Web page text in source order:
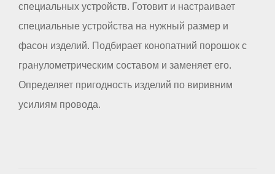
специальных устройств. Готовит и настраивает
специальные устройства на нужный размер и
фасон изделий. Подбирает конопатний порошок с
гранулометрическим составом и заменяет его.
Определяет пригодность изделий по виривним
усилиям провода.